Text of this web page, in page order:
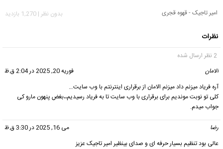
امیر تاجیک - قهوه قجری
بدون نظر | 1,270 بازدید
نظرات
2 نظر ارسال شده
الامان
فوریه 20, 2025 در 2:04 ق.ظ
آره فریاد میزنم داد میزنم الامان از برقراری اینترنتم با وب سایت…
کلی تو نوبت موندیم برای برقراری با وب سایت تا به فریاد رسیدیم،،بغض پنهون مارو کی
جواب میدم.
رضا
می 16, 2025 در 3:30 ق.ظ
عالی بود تنظیم بسیار حرفه ای و صدای بینظیر امیر تاجیک عزیز